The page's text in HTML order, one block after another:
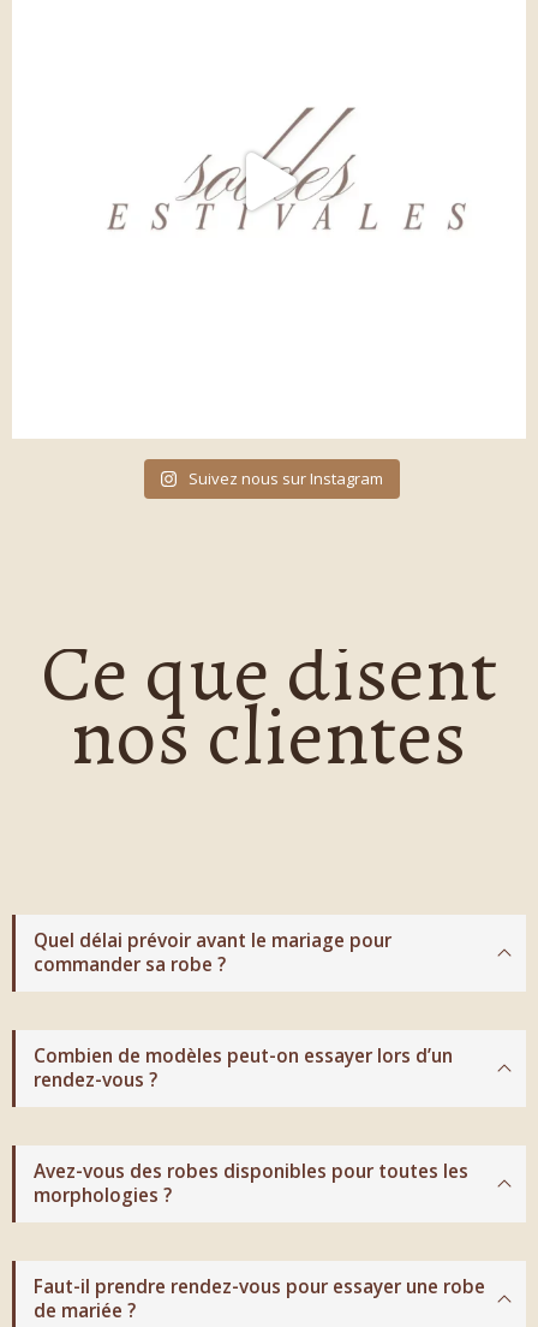
Suivez nous sur Instagram
Ce que disent
nos clientes
Quel délai prévoir avant le mariage pour
commander sa robe ?
Combien de modèles peut-on essayer lors d’un
rendez-vous ?
Avez-vous des robes disponibles pour toutes les
morphologies ?
Faut-il prendre rendez-vous pour essayer une robe
de mariée ?